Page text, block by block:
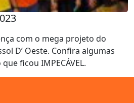
com o mega projeto do
D’ Oeste. Confira algumas
ficou IMPECÁVEL.